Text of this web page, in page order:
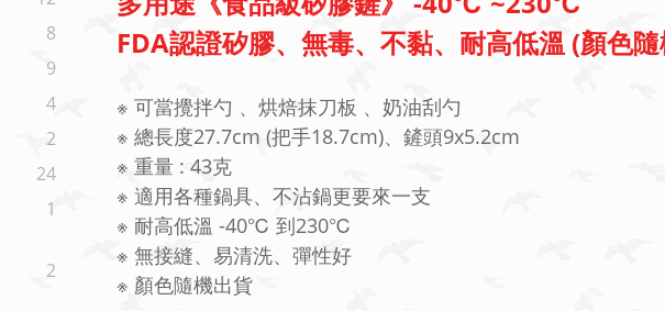
8
9
4
2
24
1
2
FDA認證矽膠、無毒、不黏、耐高低溫 (顏色
※ 可當攪拌勺 、烘焙抹刀板 、奶油刮勺
※ 總長度27.7cm (把手18.7cm)、鏟頭9x5.2cm
※ 重量 : 43克
※ 適用各種鍋具、不沾鍋更要來一支
※ 耐高低溫 -40℃ 到230℃
※ 無接縫、易清洗、彈性好
※ 顏色隨機出貨